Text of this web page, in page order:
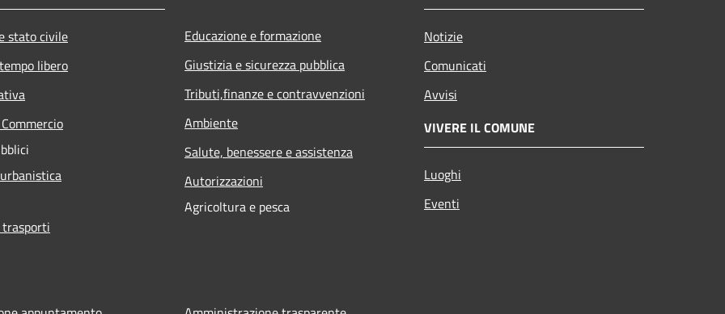
stato civile
libero
Educazione e formazione
Giustizia e sicurezza pubblica
Tributi,finanze e contravvenzioni
Ambiente
Salute, benessere e assistenza
Autorizzazioni
Agricoltura e pesca
Notizie
Comunicati
Avvisi
VIVERE IL COMUNE
Luoghi
Eventi